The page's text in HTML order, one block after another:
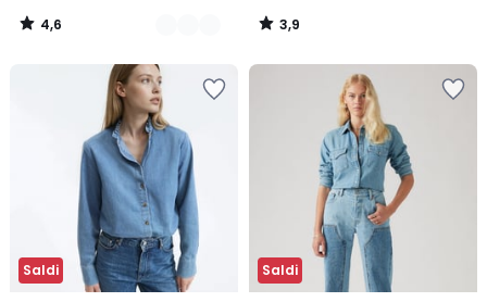
4,6
/
3,9
/
Saldi Saldi